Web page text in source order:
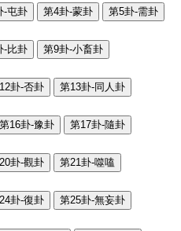
-屯卦 第4卦-蒙卦 第5卦-需卦
-比卦 第9卦-小畜卦
卦-否卦 第13卦-同人卦
第16卦-豫卦 第17卦-隨卦
卦-觀卦 第21卦-噬嗑
卦-復卦 第25卦-無妄卦